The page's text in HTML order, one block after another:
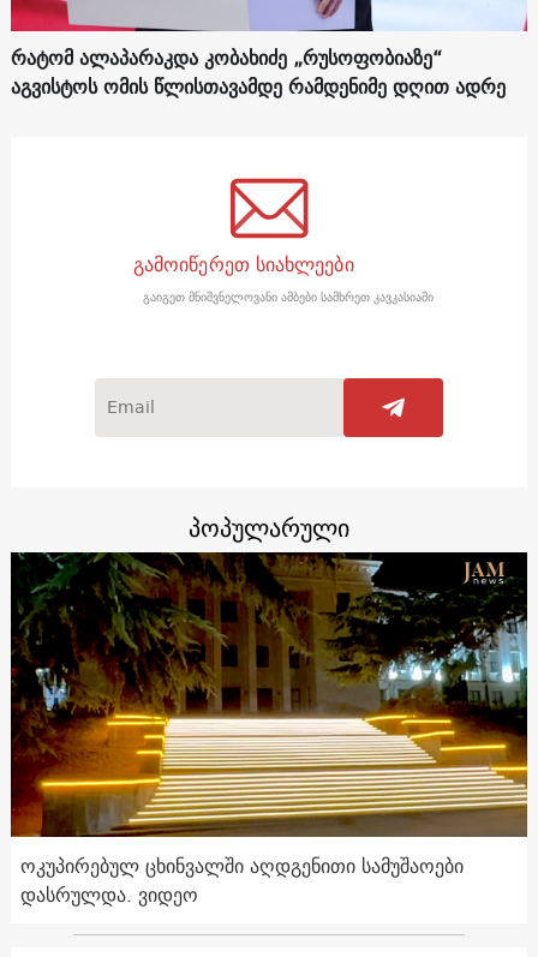
რატომ ალაპარაკდა კობახიძე „რუსოფობიაზე“
აგვისტოს ომის წლისთავამდე რამდენიმე დღით ადრე
გამოიწერეთ სიახლეები
გაიგეთ მნიშვნელოვანი ამბები სამხრეთ კავკასიაში
პოპულარული
ოკუპირებულ ცხინვალში აღდგენითი სამუშაოები
დასრულდა. ვიდეო